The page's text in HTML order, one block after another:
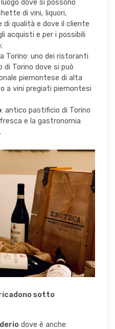
dove si possono
di vini, liquori,
di qualità e dove il cliente
acquisti e per i possibili
a Torino: uno dei ristoranti
Torino dove si può
piemontese di alta
a vini pregiati piemontesi
: antico pastificio di Torino
e la gastronomia
sotto
dove è anche